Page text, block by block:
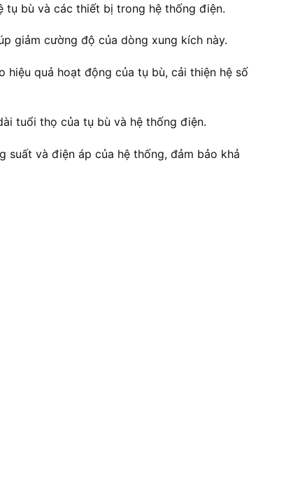
tụ bù và các thiết bị trong hệ thống điện.
giảm cường độ của dòng xung kích này.
hiệu quả hoạt động của tụ bù, cải thiện hệ số
tuổi thọ của tụ bù và hệ thống điện.
và điện áp của hệ thống, đảm bảo khả